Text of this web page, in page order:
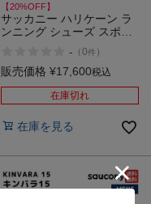
【20%OFF】
サッカニー ハリケーン ラ
ンニング シューズ スポー
性 反発性 安定性 ジョギン
グ ロードランニング
101 244 246
- （0件 ）
販売価格 ¥17,600税込
在庫切れ
在庫を見る